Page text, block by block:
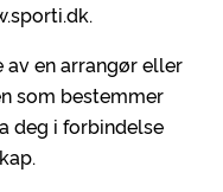
av en arrangør eller
som bestemmer
deg i forbindelse